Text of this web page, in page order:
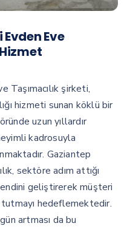
Eve
Hizmet
Taşımacılık şirketi,
hizmeti sunan köklü bir
uzun yıllardır
kadrosuyla
Gaziantep
sektöre adım attığı
geliştirerek müşteri
hedeflemektedir.
artması da bu